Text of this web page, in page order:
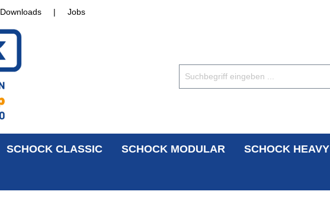
Downloads | Jobs
SCHOCK CLASSIC SCHOCK MODULAR SCHOCK HEAVY